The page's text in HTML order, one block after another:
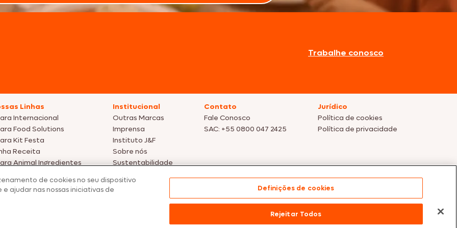
Trabalhe conosco
Linhas
Internacional
Food Solutions
Kit Festa
Receita
Animal Ingredientes
Institucional
Outras Marcas
Imprensa
Instituto J&F
Sobre nós
Sustentabilidade
Contato
Fale Conosco
SAC: +55 0800 047 2425
Jurídico
Política de cookies
Política de privacidade
meramente ilustrativas | Ofertas válidas enquanto durarem os estoques dos nossos parceiros | Vendas sujeitas a análise e
preços, promoções e condições de pagamento são válidos exclusivamente para compras efetuadas em nossos parceiros.
os produtos estão sujeitos a disponibilidade de estoque.
de cookies no seu dispositivo
ajudar nas nossas iniciativas de
Definições de cookies
Rejeitar Todos